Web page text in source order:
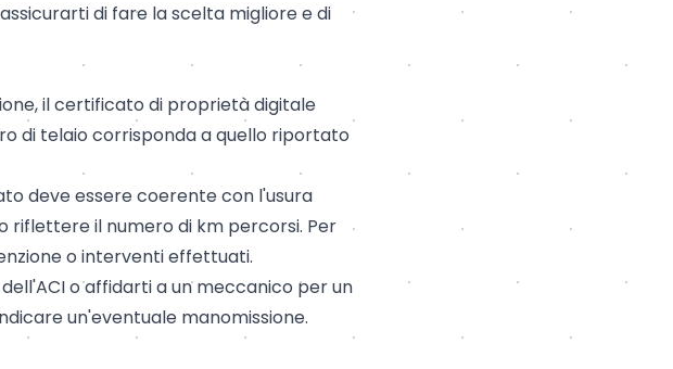
di fare la scelta migliore e di
, ilcertificato di proprietà digitale
di telaio corrisponda a quello riportato
deve essere coerente con l'usura
riflettere il numero di km percorsi. Per
o interventi effettuati.
o affidarti a un meccanico per un
un'eventuale manomissione.